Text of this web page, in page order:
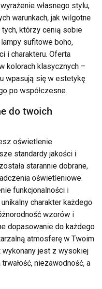
własnego stylu,
warunkach, jak wilgotne
którzy cenią sobie
sufitowe boho,
i charakteru. Oferta
kolorach klasycznych –
wpasują się w estetykę
po współczesne.
do twoich
oświetlenie
standardy jakości i
starannie dobrane,
oświetleniowe.
funkcjonalności i
charakter każdego
wzorów i
dopasowanie do każdego
atmosferę w Twoim
wykonany jest z wysokiej
niezawodność, a